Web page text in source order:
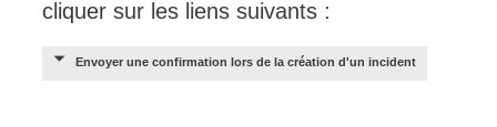
cliquer sur les liens suivants :
Envoyer une confirmation lors de la création d'un incident